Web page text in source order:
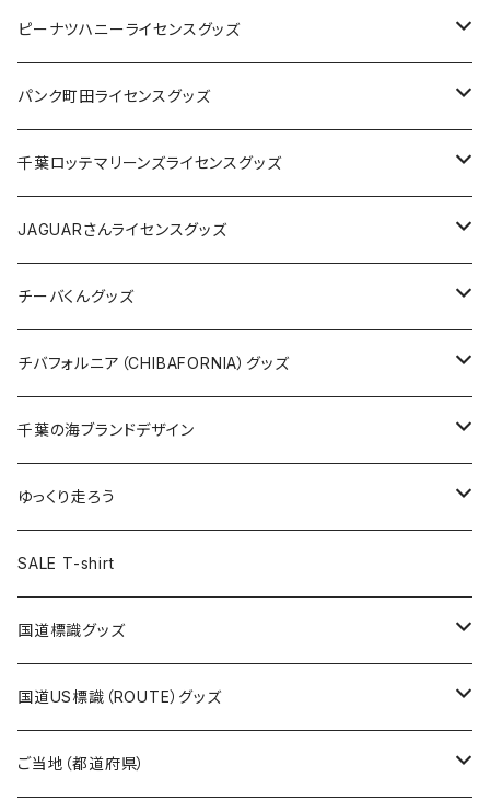
キャップ
ステッカー
缶バッジ
ホテルキーホルダー
ステッカー
缶バッジ
アクリルキーホルダー
ホテルキーホルダー
クリアファイル
Tシャツ
キャップ
トートバッグ
ランチバッグ
エコバッグ
ピーナツハニーライセンスグッズ
Tシャツ
キャップ
バッグ
ステッカー
缶バッジ
キーホルダー
クリアファイル
パンク町田ライセンスグッズ
Tシャツ
キャップ
バッグ
ステッカー
缶バッジ
キーホルダー
クリアファイル
千葉ロッテマリーンズライセンスグッズ
ステッカー
ステッカー
ステッカー大
缶バッジ
缶バッジ32mm
缶バッジ54mm
エコバッグ
JAGUARさんコラボグッズ
Tシャツ
ステッカー
サコッシュ
ホテルキーホルダー
モーテルキーホルダー
トートバッグ
JAGUARさんライセンスグッズ
Tシャツ
ステッカー
缶バッジ
クリアファイル
マスク
エコバッグ
千葉ロッテマリーンズコラボ
チーバくんグッズ
Tシャツ
キャップ
エコバッグ
ステッカー
モーテルキーホルダー
ホテルキーホルダー
トートバッグ
チバフォルニア（CHIBAFORNIA）グッズ
Tシャツ
キャップ
ステッカー
ホテルキーホルダー
千葉の海ブランドデザイン
Tシャツ
キャップ
ステッカー
ゆっくり走ろう
Tシャツ
ステッカー
ホテルキーホルダー
SALE T-shirt
国道標識グッズ
ステッカー
国道0～99号線
Tシャツ
国道US標識（ROUTE）グッズ
ステッカー
ご当地（都道府県）